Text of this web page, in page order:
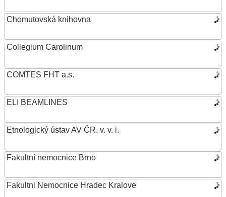
Chomutovská knihovna
Collegium Carolinum
COMTES FHT a.s.
ELI BEAMLINES
Etnologický ústav AV ČR, v. v. i.
Fakultní nemocnice Brno
Fakultni Nemocnice Hradec Kralove